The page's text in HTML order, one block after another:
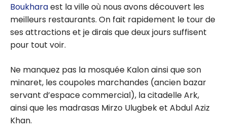
Boukharaest la ville où nous avons découvert les
meilleurs restaurants. On fait rapidement le tour de
ses attractions et je dirais que deux jours suffisent
pour tout voir.
Ne manquez pas la mosquée Kalon ainsi que son
minaret, les coupoles marchandes (ancien bazar
servant d’espace commercial), la citadelle Ark,
ainsi que les madrasas Mirzo Ulugbek et Abdul Aziz
Khan.